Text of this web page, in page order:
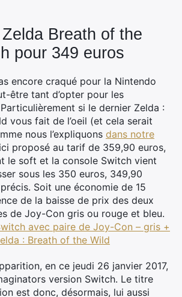
Breath of the
pour 349 euros
encore craqué pour la Nintendo
être tant d’opter pour les
si le dernier Zelda :
vous fait de l’oeil (et cela serait
nous l’expliquons dans notre
proposé au tarif de 359,90 euros,
le soft et la console Switch vient
sous les 350 euros, 349,90
Soit une économie de 15
de la baisse de prix des deux
de Joy-Con gris ou rouge et bleu.
avec paire de Joy-Con – gris +
: Breath of the Wild
en ce jeudi 26 janvier 2017,
version Switch. Le titre
est donc, désormais, lui aussi